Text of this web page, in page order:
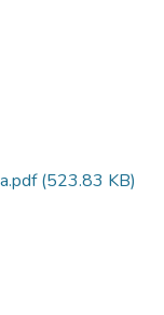
(523.83 KB)